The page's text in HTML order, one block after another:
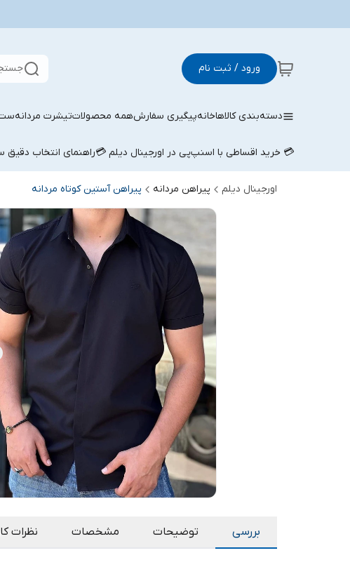
ورود / ثبت نام
دسته‌بندی کالاهاخانهپیگیری سفارشهمه محصولاتتیشرت مردانهست
💳 خرید اقساطی با اسنپ‌پی در اورجینال دیلم 💳راهنمای انتخاب دقیق
اورجینال دیلم پیراهن مردانه پیراهن آستین کوتاه مردانه
بررسی توضیحات مشخصات نظرات